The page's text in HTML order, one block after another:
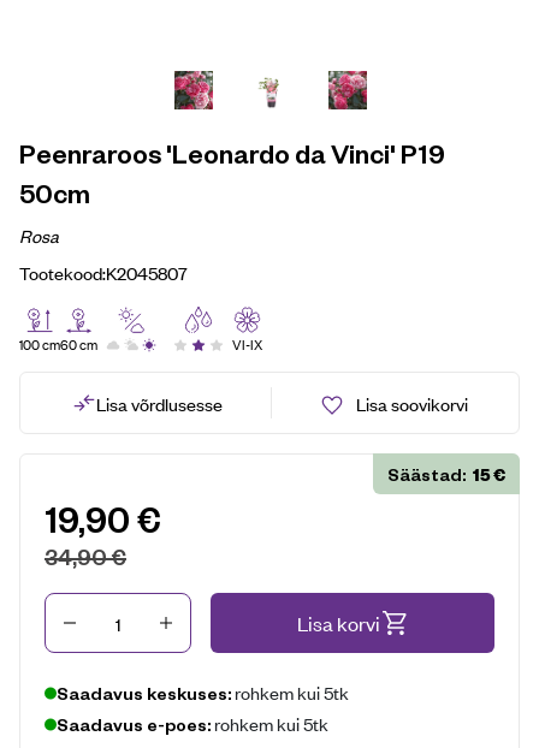
Peenraroos 'Leonardo da Vinci' P19
50cm
Rosa
Tootekood:K2045807
100 cm60 cm VI-IX
Lisa võrdlusesse Lisa soovikorvi
19,90€
34,90€
Säästad: 15€
Kogus Lisa korvi
Saadavus keskuses: rohkem kui 5tk
Saadavus e-poes: rohkem kui 5tk